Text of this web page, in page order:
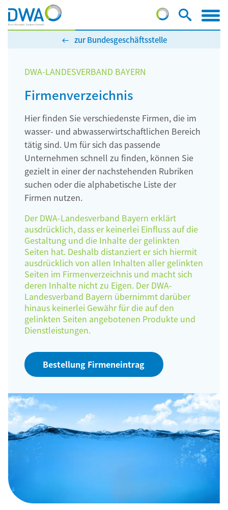
zur Bundesgeschäftsstelle
DWA-LANDESVERBAND BAYERN
Firmenverzeichnis
Hier finden Sie verschiedenste Firmen, die im
wasser- und abwasserwirtschaftlichen Bereich
tätig sind. Um für sich das passende
Unternehmen schnell zu finden, können Sie
gezielt in einer der nachstehenden Rubriken
suchen oder die alphabetische Liste der
Firmen nutzen.
Der DWA-Landesverband Bayern erklärt
ausdrücklich, dass er keinerlei Einfluss auf die
Gestaltung und die Inhalte der gelinkten
Seiten hat. Deshalb distanziert er sich hiermit
ausdrücklich von allen Inhalten aller gelinkten
Seiten im Firmenverzeichnis und macht sich
deren Inhalte nicht zu Eigen. Der DWA-
Landesverband Bayern übernimmt darüber
hinaus keinerlei Gewähr für die auf den
gelinkten Seiten angebotenen Produkte und
Dienstleistungen.
Bestellung Firmeneintrag